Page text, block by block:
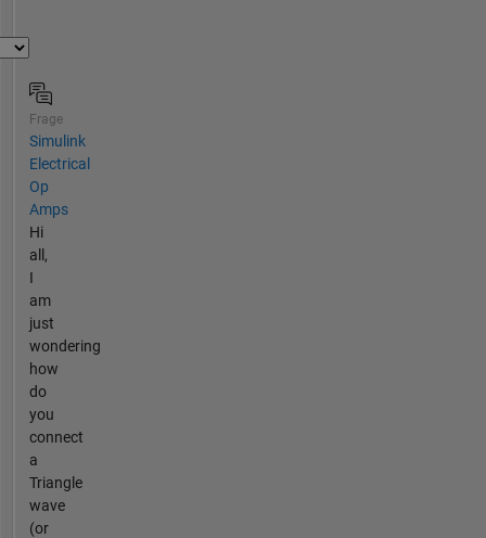
Frage
Simulink
Electrical
Op
Amps
Hi
all,
I
am
just
wondering
how
do
you
connect
a
Triangle
wave
(or